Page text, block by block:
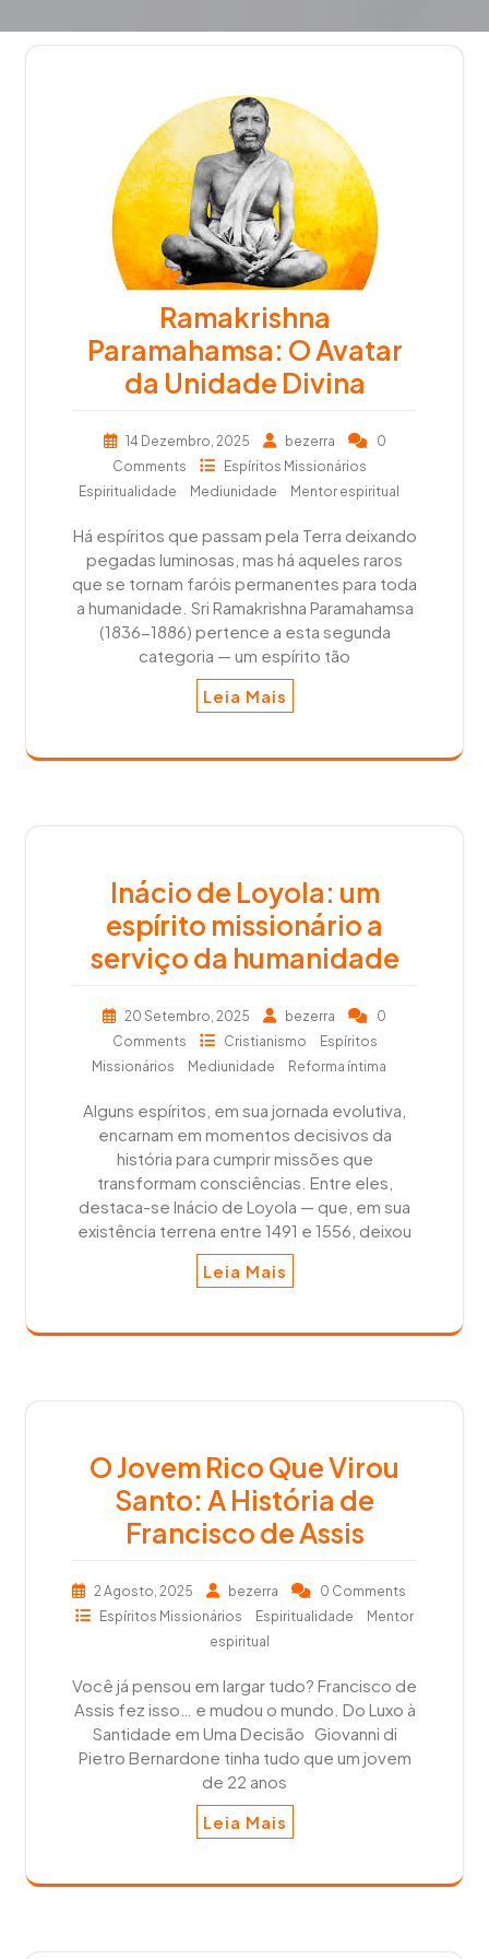
Ramakrishna
Paramahamsa: O Avatar
da Unidade Divina
14 Dezembro, 2025 bezerra
0
Comments
Espíritos Missionários
Espiritualidade
Mediunidade Mentor espiritual
Há espíritos que passam pela Terra deixando
pegadas luminosas, mas há aqueles raros
que se tornam faróis permanentes para toda
a humanidade. Sri Ramakrishna Paramahamsa
(1836-1886) pertence a esta segunda
categoria — um espírito tão
Leia Mais
Inácio de Loyola: um
espírito missionário a
serviço da humanidade
20 Setembro, 2025 bezerra
0
Comments
Cristianismo
Espíritos
Missionários
Mediunidade Reforma íntima
Alguns espíritos, em sua jornada evolutiva,
encarnam em momentos decisivos da
história para cumprir missões que
transformam consciências. Entre eles,
destaca-se Inácio de Loyola — que, em sua
existência terrena entre 1491 e 1556, deixou
Leia Mais
O Jovem Rico Que Virou
Santo: A História de
Francisco de Assis
2 Agosto, 2025 bezerra
0 Comments
Espíritos Missionários
Espiritualidade
Mentor
espiritual
Você já pensou em largar tudo? Francisco de
Assis fez isso… e mudou o mundo. Do Luxo à
Santidade em Uma Decisão Giovanni di
Pietro Bernardone tinha tudo que um jovem
de 22 anos
Leia Mais